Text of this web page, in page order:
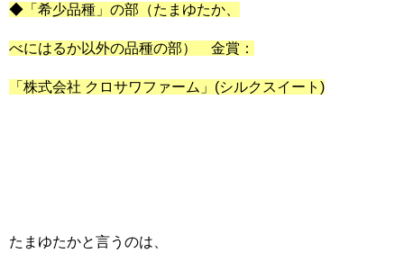
◆「希少品種」の部（たまゆたか、
べにはるか以外の品種の部） 金賞：
「株式会社 クロサワファーム」(シルクスイート)
たまゆたかと言うのは、